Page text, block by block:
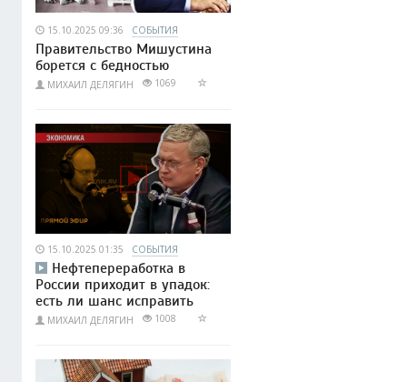
15.10.2025 09:36 СОБЫТИЯ
Правительство Мишустина
борется с бедностью
МИХАИЛ ДЕЛЯГИН 1069
15.10.2025 01:35 СОБЫТИЯ
Нефтепереработка в
России приходит в упадок:
есть ли шанс исправить
МИХАИЛ ДЕЛЯГИН 1008